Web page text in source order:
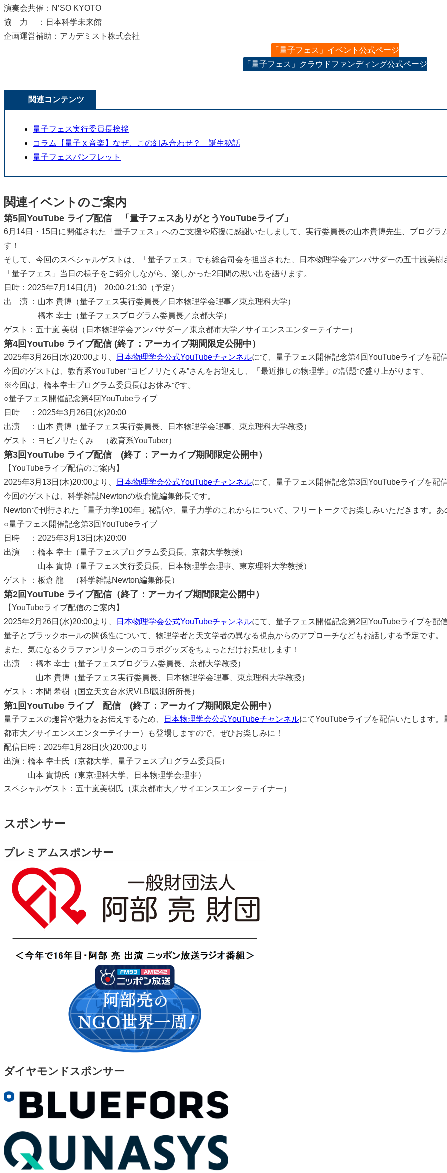
演奏会共催：N’SO KYOTO
協 力 ：日本科学未来館
企画運営補助：アカデミスト株式会社
「量子フェス」イベント公式ページ
「量子フェス」クラウドファンディング公式ページ
関連コンテンツ
量子フェス実行委員長挨拶
コラム【量子 x 音楽】なぜ、この組み合わせ？ 誕生秘話
量子フェスパンフレット
関連イベントのご案内
第5回YouTube ライブ配信 「量子フェスありがとうYouTubeライブ」
6月14日・15日に開催された「量子フェス」へのご支援や応援に感謝いたしまして、実行委員長の山本貴博先生、プログラ
す！
そして、今回のスペシャルゲストは、「量子フェス」でも総合司会を担当された、日本物理学会アンバサダーの五十嵐美樹
「量子フェス」当日の様子をご紹介しながら、楽しかった2日間の思い出を語ります。
日時：2025年7月14日(月) 20:00-21:30（予定）
出 演 ：山本 貴博（量子フェス実行委員長／日本物理学会理事／東京理科大学）
橋本 幸士（量子フェスプログラム委員長／京都大学）
ゲスト：五十嵐 美樹（日本物理学会アンバサダー／東京都市大学／サイエンスエンターテイナー）
第4回YouTube ライブ配信 (終了：アーカイブ期間限定公開中）
2025年3月26日(水)20:00より、 日本物理学会公式YouTubeチャンネルにて、量子フェス開催記念第4回YouTubeライブを配
今回のゲストは、教育系YouTuber “ヨビノリたくみ”さんをお迎えし、「最近推しの物理学」の話題で盛り上がります。
※今回は、橋本幸士プログラム委員長はお休みです。
○量子フェス開催記念第4回YouTubeライブ
日時 ：2025年3月26日(水)20:00
出演 ：山本 貴博（量子フェス実行委員長、日本物理学会理事、東京理科大学教授）
ゲスト ：ヨビノリたくみ （教育系YouTuber）
第3回YouTube ライブ配信 (終了：アーカイブ期間限定公開中）
【YouTubeライブ配信のご案内】
2025年3月13日(木)20:00より、
日本物理学会公式YouTubeチャンネルにて、量子フェス開催記念第3回YouTubeライブを配
今回のゲストは、科学雑誌Newtonの板倉龍編集部長です。
Newtonで刊行された「量子力学100年」秘話や、量子力学のこれからについて、フリートークでお楽しみいただきます。
○量子フェス開催記念第3回YouTubeライブ
日時 ：2025年3月13日(木)20:00
出演 ：橋本 幸士（量子フェスプログラム委員長、京都大学教授）
山本 貴博（量子フェス実行委員長、日本物理学会理事、東京理科大学教授）
ゲスト ：板倉 龍 （科学雑誌Newton編集部長）
第2回YouTube ライブ配信（終了：アーカイブ期間限定公開中）
【YouTubeライブ配信のご案内】
2025年2月26日(水)20:00より、
日本物理学会公式YouTubeチャンネルにて、量子フェス開催記念第2回YouTubeライブを配
量子とブラックホールの関係性について、物理学者と天文学者の異なる視点からのアプローチなどもお話しする予定です。
また、気になるクラファンリターンのコラボグッズをちょっとだけお見せします！
出演 ：橋本 幸士（量子フェスプログラム委員長、京都大学教授）
山本 貴博（量子フェス実行委員長、日本物理学会理事、東京理科大学教授）
ゲスト：本間 希樹（国立天文台水沢VLBI観測所所長）
第1回YouTube ライブ 配信 (終了：アーカイブ期間限定公開中）
量子フェスの趣旨や魅力をお伝えするため、 日本物理学会公式YouTubeチャンネルにてYouTubeライブを配信いたします
都市大／サイエンスエンターテイナー）も登場しますので、ぜひお楽しみに！
配信日時：2025年1月28日(火)20:00より
出演：橋本 幸士氏（京都大学、量子フェスプログラム委員長）
山本 貴博氏（東京理科大学、日本物理学会理事）
スペシャルゲスト：五十嵐美樹氏（東京都市大／サイエンスエンターテイナー）
スポンサー
プレミアムスポンサー
ダイヤモンドスポンサー